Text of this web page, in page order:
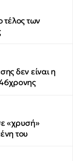
των
δεν είναι η
«χρυσή»
του